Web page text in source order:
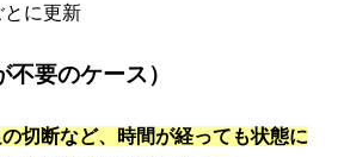
に更新
要のケース）
切断など、時間が経っても状態に